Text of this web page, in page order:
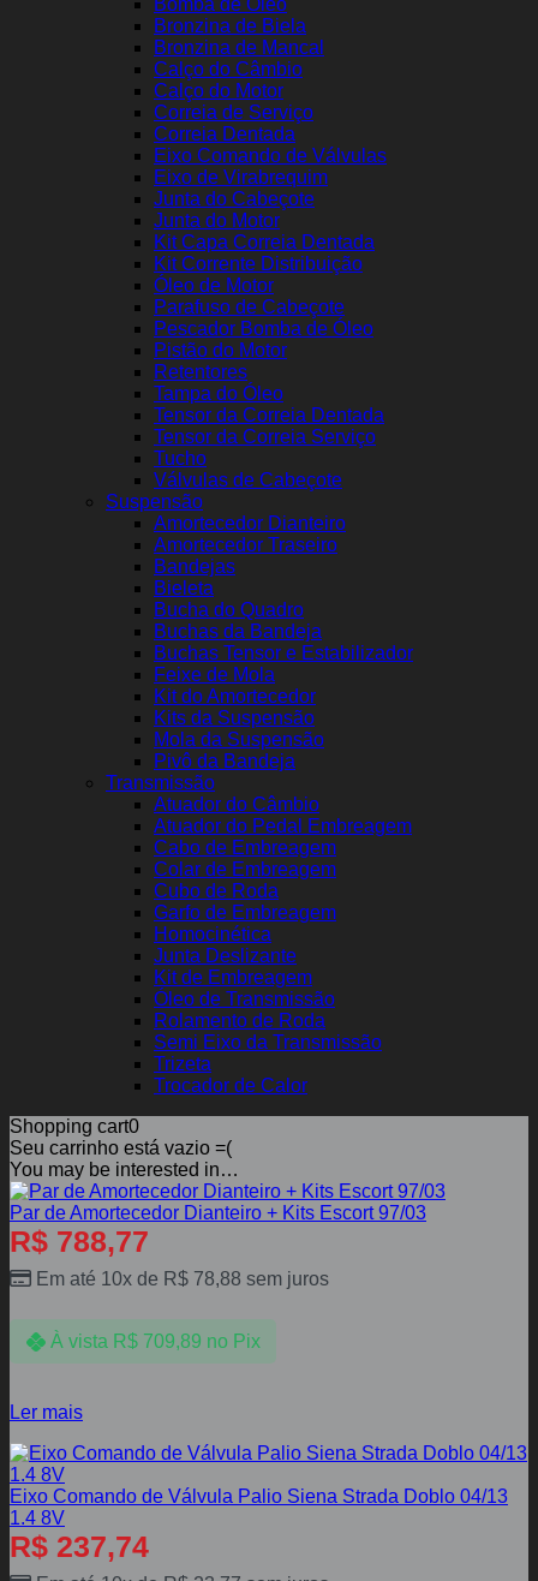
Bomba de Óleo
Bronzina de Biela
Bronzina de Mancal
Calço do Câmbio
Calço do Motor
Correia de Serviço
Correia Dentada
Eixo Comando de Válvulas
Eixo de Virabrequim
Junta do Cabeçote
Junta do Motor
Kit Capa Correia Dentada
Kit Corrente Distribuição
Óleo de Motor
Parafuso de Cabeçote
Pescador Bomba de Óleo
Pistão do Motor
Retentores
Tampa do Óleo
Tensor da Correia Dentada
Tensor da Correia Serviço
Tucho
Válvulas de Cabeçote
Suspensão
Amortecedor Dianteiro
Amortecedor Traseiro
Bandejas
Bieleta
Bucha do Quadro
Buchas da Bandeja
Buchas Tensor e Estabilizador
Feixe de Mola
Kit do Amortecedor
Kits da Suspensão
Mola da Suspensão
Pivô da Bandeja
Transmissão
Atuador do Câmbio
Atuador do Pedal Embreagem
Cabo de Embreagem
Colar de Embreagem
Cubo de Roda
Garfo de Embreagem
Homocinética
Junta Deslizante
Kit de Embreagem
Óleo de Transmissão
Rolamento de Roda
Semi Eixo da Transmissão
Trizeta
Trocador de Calor
Shopping cart0
Seu carrinho está vazio =(
You may be interested in…
Par de Amortecedor Dianteiro + Kits Escort 97/03
R$ 788,77
Em até 10x de R$ 78,88 sem juros
À vista R$709,89 no Pix
Ler mais
Eixo Comando de Válvula Palio Siena Strada Doblo 04/13
1.4 8V
R$ 237,74